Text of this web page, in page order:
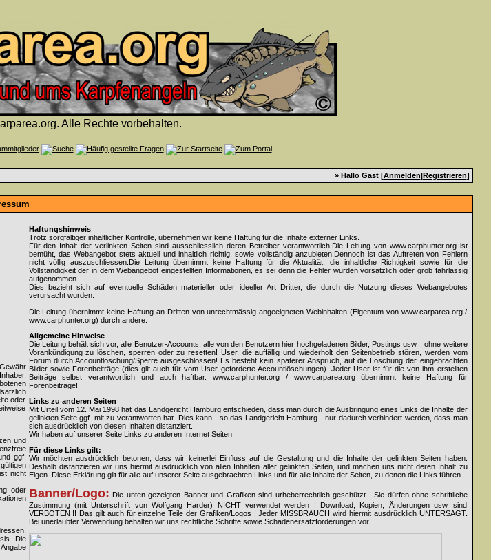
Alle Rechte vorbehalten.
» Hallo Gast [Anmelden|Registrieren]
oder
und
ggf.
nicht
oder
Die
Haftungshinweis
Trotz sorgfältiger inhaltlicher Kontrolle, übernehmen wir keine Haftung für die Inhalte externer Links.
Für den Inhalt der verlinkten Seiten sind ausschliesslich deren Betreiber verantwortlich.Die Leitung von www.carphunter.org ist
bemüht, das Webangebot stets aktuell und inhaltlich richtig, sowie vollständig anzubieten.Dennoch ist das Auftreten von Fehlern
nicht völlig auszuschliessen.Die Leitung übernimmt keine Haftung für die Aktualität, die inhaltliche Richtigkeit sowie für die
Vollständigkeit der in dem Webangebot eingestellten Informationen, es sei denn die Fehler wurden vorsätzlich oder grob fahrlässig
aufgenommen.
Dies bezieht sich auf eventuelle Schäden materieller oder ideeller Art Dritter, die durch die Nutzung dieses Webangebotes
verursacht wurden.
Die Leitung übernimmt keine Haftung an Dritten von unrechtmässig angeeigneten Webinhalten (Eigentum von www.carparea.org /
www.carphunter.org) durch andere.
Allgemeine Hinweise
Die Leitung behält sich vor, alle Benutzer-Accounts, alle von den Benutzern hier hochgeladenen Bilder, Postings usw... ohne weitere
Vorankündigung zu löschen, sperren oder zu resetten! User, die auffällig und wiederholt den Seitenbetrieb stören, werden vom
Forum durch Accountlöschung/Sperre ausgeschlossen! Es besteht kein späterer Anspruch, auf die Löschung der eingebrachten
Bilder sowie Forenbeiträge (dies gilt auch für vom User geforderte Accountlöschungen). Jeder User ist für die von ihm erstellten
Beiträge selbst verantwortlich und auch haftbar. www.carphunter.org / www.carparea.org übernimmt keine Haftung für
Forenbeiträge!
Links zu anderen Seiten
Mit Urteil vom 12. Mai 1998 hat das Landgericht Hamburg entschieden, dass man durch die Ausbringung eines Links die Inhalte der
gelinkten Seite ggf. mit zu verantworten hat. Dies kann - so das Landgericht Hamburg - nur dadurch verhindert werden, dass man
sich ausdrücklich von diesen Inhalten distanziert.
Wir haben auf unserer Seite Links zu anderen Internet Seiten.
Für diese Links gilt:
Wir möchten ausdrücklich betonen, dass wir keinerlei Einfluss auf die Gestaltung und die Inhalte der gelinkten Seiten haben.
Deshalb distanzieren wir uns hiermit ausdrücklich von allen Inhalten aller gelinkten Seiten, und machen uns nicht deren Inhalt zu
Eigen. Diese Erklärung gilt für alle auf unserer Seite ausgebrachten Links und für alle Inhalte der Seiten, zu denen die Links führen.
Banner/Logo: Die unten gezeigten Banner und Grafiken sind urheberrechtlich geschützt ! Sie dürfen ohne schriftliche
Zustimmung (mit Unterschrift von Wolfgang Harder) NICHT verwendet werden ! Download, Kopien, Änderungen usw. sind
VERBOTEN !! Das gilt auch für einzelne Teile der Grafiken/Logos ! Jeder MISSBRAUCH wird hiermit ausdrücklich UNTERSAGT.
Bei unerlaubter Verwendung behalten wir uns rechtliche Schritte sowie Schadenersatzforderungen vor.